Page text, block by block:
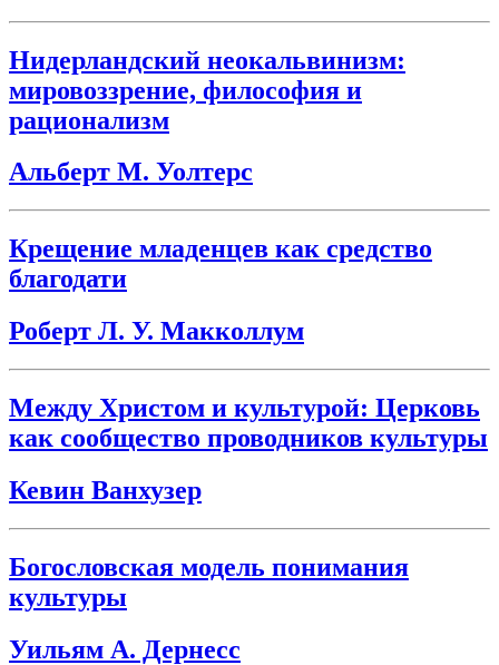
Нидерландский неокальвинизм:
мировоззрение, философия и
рационализм
Альберт М. Уолтерс
Крещение младенцев как средство
благодати
Роберт Л. У. Макколлум
Между Христом и культурой: Церковь
как сообщество проводников культуры
Кевин Ванхузер
Богословская модель понимания
культуры
Уильям А. Дернесс